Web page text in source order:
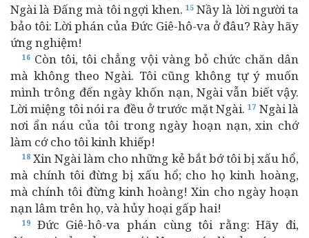
Ngài là Đấng mà tôi ngợi khen. 15Nầy là lời người ta
bảo tôi: Lời phán của Đức Giê-hô-va ở đâu? Rày hãy
ứng nghiệm!
16 Còn tôi, tôi chẳng vội vàng bỏ chức chăn dân
mà không theo Ngài. Tôi cũng không tự ý muốn
mình trông đến ngày khốn nạn, Ngài vẫn biết vậy.
Lời miệng tôi nói ra đều ở trước mặt Ngài.17 Ngài là
nơi ẩn náu của tôi trong ngày hoạn nạn, xin chớ
làm cớ cho tôi kinh khiếp!
18 Xin Ngài làm cho những kẻ bắt bớ tôi bị xấu hổ,
mà chính tôi đừng bị xấu hổ; cho họ kinh hoàng,
mà chính tôi đừng kinh hoàng! Xin cho ngày hoạn
nạn lâm trên họ, và hủy hoại gấp hai!
19
Đức Giê-hô-va phán cùng tôi rằng: Hãy đi,